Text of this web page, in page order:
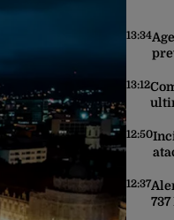
13:34
13:12
12:50
12:37